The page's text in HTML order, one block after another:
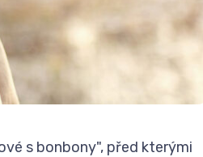
s bonbony", před kterými